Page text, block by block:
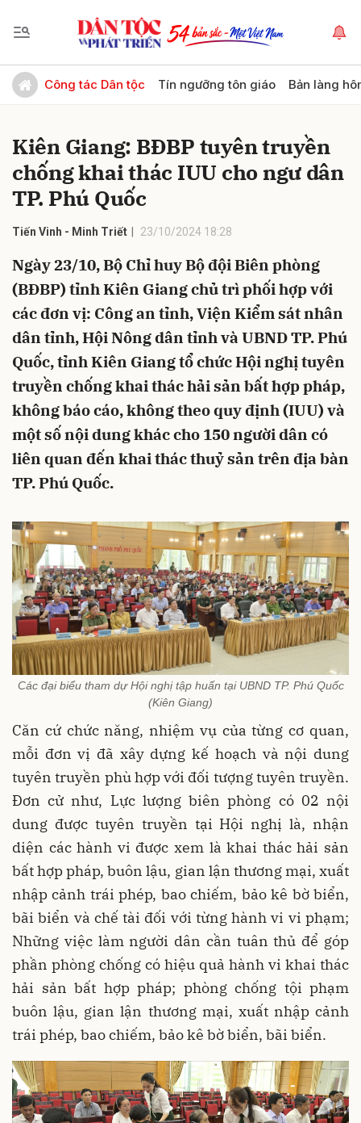
Công tác Dân tộc Tín ngưỡng tôn giáo Bản làng
Kiên Giang: BĐBP tuyên truyền
chống khai thác IUU cho ngư dân
TP. Phú Quốc
Tiến Vinh - Minh Triết 23/10/2024 18:28
Ngày 23/10, Bộ Chỉ huy Bộ đội Biên phòng
(BĐBP) tỉnh Kiên Giang chủ trì phối hợp với
các đơn vị: Công an tỉnh, Viện Kiểm sát nhân
dân tỉnh, Hội Nông dân tỉnh và UBND TP. Phú
Quốc, tỉnh Kiên Giang tổ chức Hội nghị tuyên
truyền chống khai thác hải sản bất hợp pháp,
không báo cáo, không theo quy định (IUU) và
một số nội dung khác cho 150 người dân có
liên quan đến khai thác thuỷ sản trên địa bàn
TP. Phú Quốc.
Các đại biểu tham dự Hội nghị tập huấn tại UBND TP. Phú Quốc
(Kiên Giang)
Căn cứ chức năng, nhiệm vụ của từng cơ quan,
mỗi đơn vị đã xây dựng kế hoạch và nội dung
tuyên truyền phù hợp với đối tượng tuyên truyền.
Đơn cử như, Lực lượng biên phòng có 02 nội
dung được tuyên truyền tại Hội nghị là, nhận
diện các hành vi được xem là khai thác hải sản
bất hợp pháp, buôn lậu, gian lận thương mại, xuất
nhập cảnh trái phép, bao chiếm, bảo kê bờ biển,
bãi biển và chế tài đối với từng hành vi vi phạm;
Những việc làm người dân cần tuân thủ để góp
phần phòng chống có hiệu quả hành vi khai thác
hải sản bất hợp pháp; phòng chống tội phạm
buôn lậu, gian lận thương mại, xuất nhập cảnh
trái phép, bao chiếm, bảo kê bờ biển, bãi biển.
Gửi bình luận